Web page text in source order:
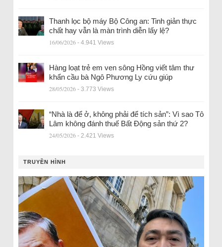
Thanh lọc bộ máy Bộ Công an: Tinh giản thực
chất hay vẫn là màn trình diễn lấy lệ?
16/06/2026 - 4.941 Views
Hàng loạt trẻ em ven sông Hồng viết tâm thư
khẩn cầu bà Ngô Phương Ly cứu giúp
28/05/2026 - 3.773 Views
“Nhà là để ở, không phải để tích sản”: Vì sao Tô
Lâm không đánh thuế Bất Động sản thứ 2?
24/05/2026 - 2.421 Views
TRUYỀN HÌNH